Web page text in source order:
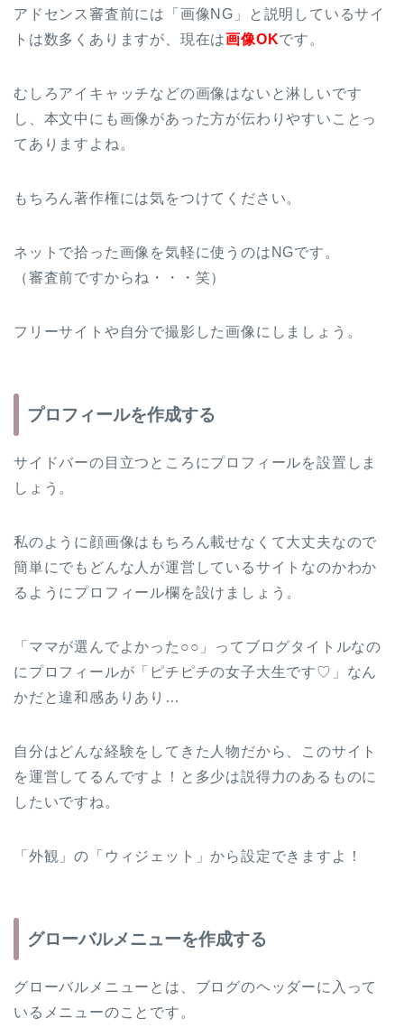
アドセンス審査前には「画像NG」と説明しているサイ
トは数多くありますが、現在は画像OKです。
むしろアイキャッチなどの画像はないと淋しいです
し、本文中にも画像があった方が伝わりやすいことっ
てありますよね。
もちろん著作権には気をつけてください。
ネットで拾った画像を気軽に使うのはNGです。
（審査前ですからね・・・笑）
フリーサイトや自分で撮影した画像にしましょう。
プロフィールを作成する
サイドバーの目立つところにプロフィールを設置しま
しょう。
私のように顔画像はもちろん載せなくて大丈夫なので
簡単にでもどんな人が運営しているサイトなのかわか
るようにプロフィール欄を設けましょう。
「ママが選んでよかった○○」ってブログタイトルなの
にプロフィールが「ピチピチの女子大生です♡」なん
かだと違和感ありあり…
自分はどんな経験をしてきた人物だから、このサイト
を運営してるんですよ！と多少は説得力のあるものに
したいですね。
「外観」の「ウィジェット」から設定できますよ！
グローバルメニューを作成する
グローバルメニューとは、ブログのヘッダーに入って
いるメニューのことです。